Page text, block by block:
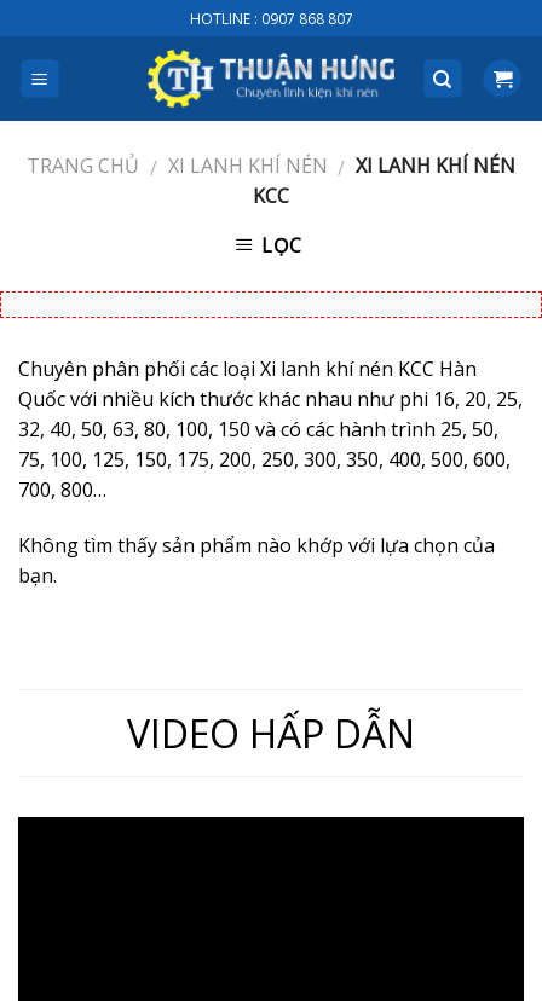
to
content
HOTLINE : 0907 868 807
TRANG CHỦ / XI LANH KHÍ NÉN / XI LANH KHÍ NÉN
KCC
LỌC
Chuyên phân phối các loại Xi lanh khí nén KCC Hàn
Quốc với nhiều kích thước khác nhau như phi 16, 20, 25,
32, 40, 50, 63, 80, 100, 150 và có các hành trình 25, 50,
75, 100, 125, 150, 175, 200, 250, 300, 350, 400, 500, 600,
700, 800…
Không tìm thấy sản phẩm nào khớp với lựa chọn của
bạn.
VIDEO HẤP DẪN